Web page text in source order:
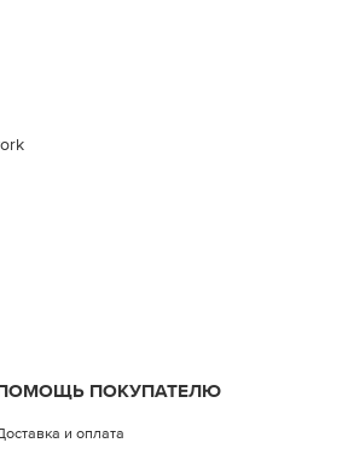
ПОКУПАТЕЛЮ
и оплата